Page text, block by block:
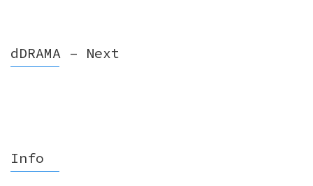
dDRAMA – Next
Info